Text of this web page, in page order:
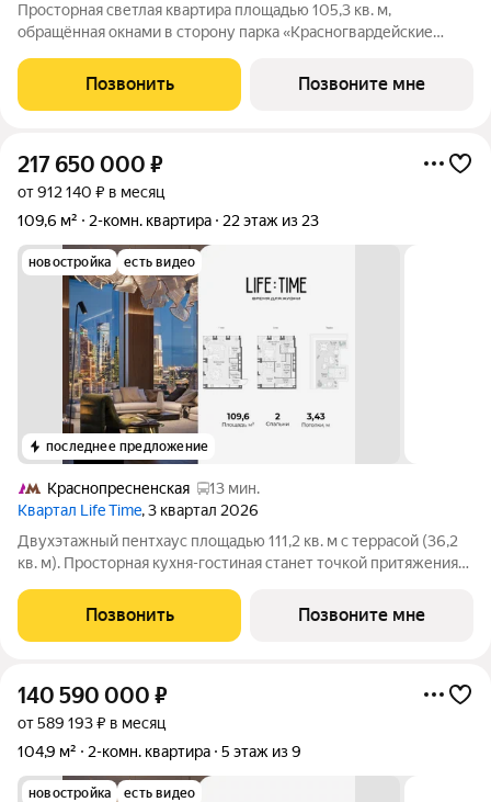
Просторная светлая квартира площадью 105,3 кв. м,
обращённая окнами в сторону парка «Красногвардейские
характеристики квартиры. Продуманная планировка
позволяет разместить приватную спальню с отдельными
Позвонить Позвоните мне
217 650 000 ₽
от 912 140 ₽ в месяц
109,6 м²
2-комн. квартира 22 этаж из 23
новостройка есть видео
последнее предложение
Краснопресненская
13 мин.
Квартал Life Time, 3 квартал 2026
Двухэтажный пентхаус площадью 111,2 кв. м с террасой (36,2
кв. м). Просторная кухня-гостиная станет точкой притяжения
позволяют наслаждаться лучшими закатами Пресненского
района. Две спальные
Позвонить Позвоните мне
140 590 000 ₽
от 589 193 ₽ в месяц
104,9 м²
2-комн. квартира 5 этаж из 9
новостройка есть видео